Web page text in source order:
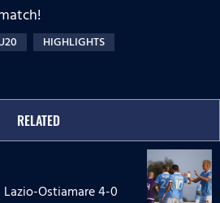
HIGHLIGHTS
RELATED
Ostiamare 4-0